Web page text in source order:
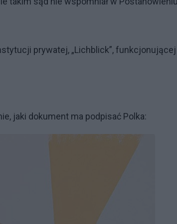
prywatej, „Lichblick”, funkcjonującej
jaki dokument ma podpisać Polka: